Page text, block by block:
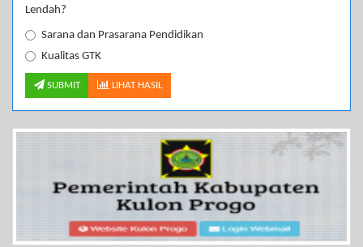
Lendah?
Sarana dan Prasarana Pendidikan
Kualitas GTK
SUBMIT LIHAT HASIL